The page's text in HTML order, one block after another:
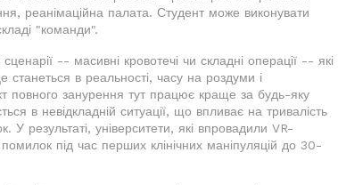
реанімаційна палата. Студент може виконувати
"команди".
-- масивні кровотечі чи складні операції -- які
в реальності, часу на роздуми і
повного занурення тут працює краще за будь-яку
в невідкладній ситуації, що впливає на тривалість
У результаті, університети, які впровадили VR-
під час перших клінічних маніпуляцій до 30-